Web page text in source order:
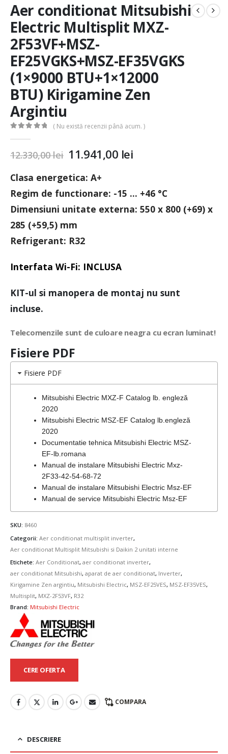
Aer conditionat Mitsubishi
Electric Multisplit MXZ-
2F53VF+MSZ-
EF25VGKS+MSZ-EF35VGKS
(1×9000 BTU+1×12000
BTU) Kirigamine Zen
Argintiu
( Nu există recenzii până acum. )
12.330,00lei 11.941,00 lei
Clasa energetica: A+
Regim de functionare: -15 … +46 °C
Dimensiuni unitate externa: 550 x 800 (+69) x
285 (+59,5) mm
Refrigerant: R32
Interfata Wi-Fi: INCLUSA
KIT-ul si manopera de montaj nu sunt
incluse.
Telecomenzile sunt de culoare neagra cu ecran luminat!
Fisiere PDF
Fisiere PDF
Mitsubishi Electric MXZ-F Catalog lb. engleză
2020
Mitsubishi Electric MSZ-EF Catalog lb.engleză
2020
Documentatie tehnica Mitsubishi Electric MSZ-
EF-lb.romana
Manual de instalare Mitsubishi Electric Mxz-
2F33-42-54-68-72
Manual de instalare Mitsubishi Electric Msz-EF
Manual de service Mitsubishi Electric Msz-EF
SKU: 8460
Categorii: Aer conditionat multisplit inverter,
Aer conditionat Multisplit Mitsubishi si Daikin 2 unitati interne
Etichete: Aer Conditionat, aer conditionat inverter,
aer conditionat Mitsubishi, aparat de aer conditionat, Inverter,
Kirigamine Zen argintiu, Mitsubishi Electric, MSZ-EF25VES, MSZ-EF35VES,
Multisplit, MXZ-2F53VF, R32
Brand: Mitsubishi Electric
CERE OFERTA
COMPARA
DESCRIERE